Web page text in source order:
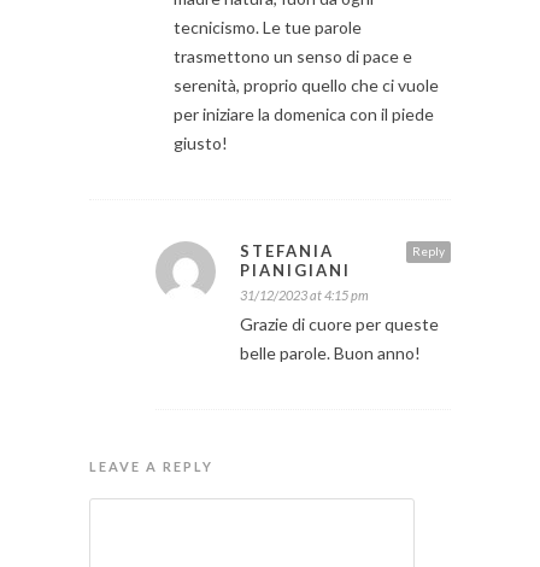
tecnicismo. Le tue parole
trasmettono un senso di pace e
serenità, proprio quello che ci vuole
per iniziare la domenica con il piede
giusto!
Reply
STEFANIA
PIANIGIANI
31/12/2023 at 4:15 pm
Grazie di cuore per queste
belle parole. Buon anno!
LEAVE A REPLY